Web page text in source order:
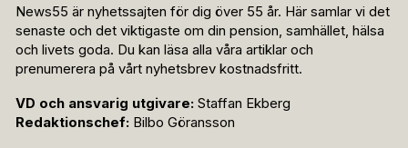
News55 är nyhetssajten för dig över 55 år. Här samlar vi det
senaste och det viktigaste om din pension, samhället, hälsa
och livets goda. Du kan läsa alla våra artiklar och
prenumerera på vårt nyhetsbrev kostnadsfritt.
VD och ansvarig utgivare: Staffan Ekberg
Redaktionschef: Bilbo Göransson